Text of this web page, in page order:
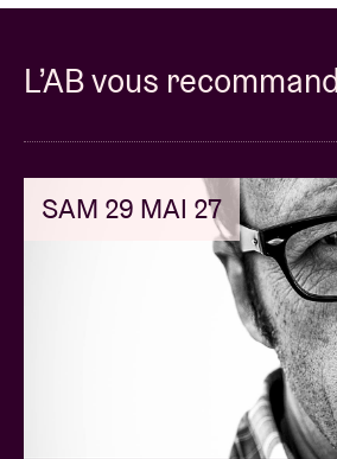
L’AB vous
SAM 29 MAI 27